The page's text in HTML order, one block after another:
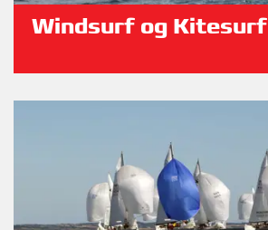
Windsurf og Kitesurf